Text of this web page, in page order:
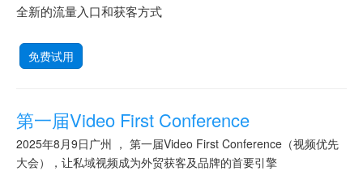
全新的流量入口和获客方式
免费试用
第一届Video First Conference
2025年8月9日广州 ， 第一届Video First Conference（视频优先
大会），让私域视频成为外贸获客及品牌的首要引擎